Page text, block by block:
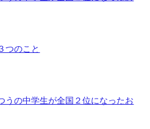
つのこと
うの中学生が全国２位になったお